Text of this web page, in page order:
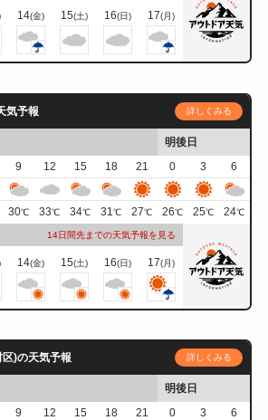
14(金) 15(土) 16(日) 17(月)
気予報 詳しくみる
明後日
9 12 15 18 21 0 3
6
30℃ 33℃ 34℃ 31℃ 27℃ 26℃ 25℃ 24℃
14日間先までの天気予報を見る
14(金) 15(土) 16(日) 17(月)
)の天気予報 詳しくみる
明後日
9 12 15 18 21 0 3
6